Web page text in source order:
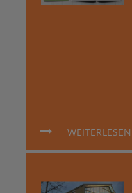
WEITERLESEN